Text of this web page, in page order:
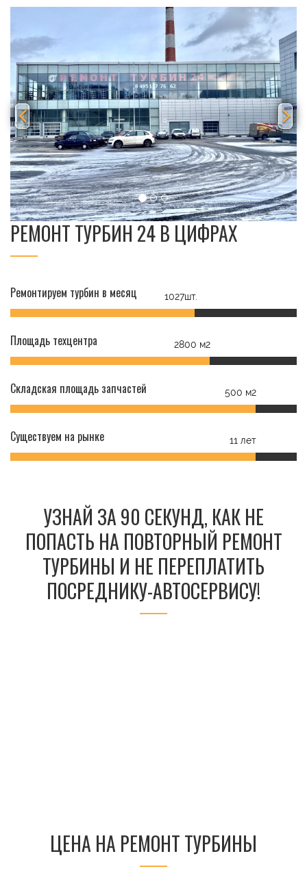
РЕМОНТ ТУРБИН 24 В ЦИФРАХ
Ремонтируем турбин в месяц 1027шт.
Площадь техцентра 2800 м2
Складская площадь запчастей 500 м2
Существуем на рынке 11 лет
УЗНАЙ ЗА 90 СЕКУНД, КАК НЕ
ПОПАСТЬ НА ПОВТОРНЫЙ РЕМОНТ
ТУРБИНЫ И НЕ ПЕРЕПЛАТИТЬ
ПОСРЕДНИКУ-АВТОСЕРВИСУ!
ЦЕНА НА РЕМОНТ ТУРБИНЫ